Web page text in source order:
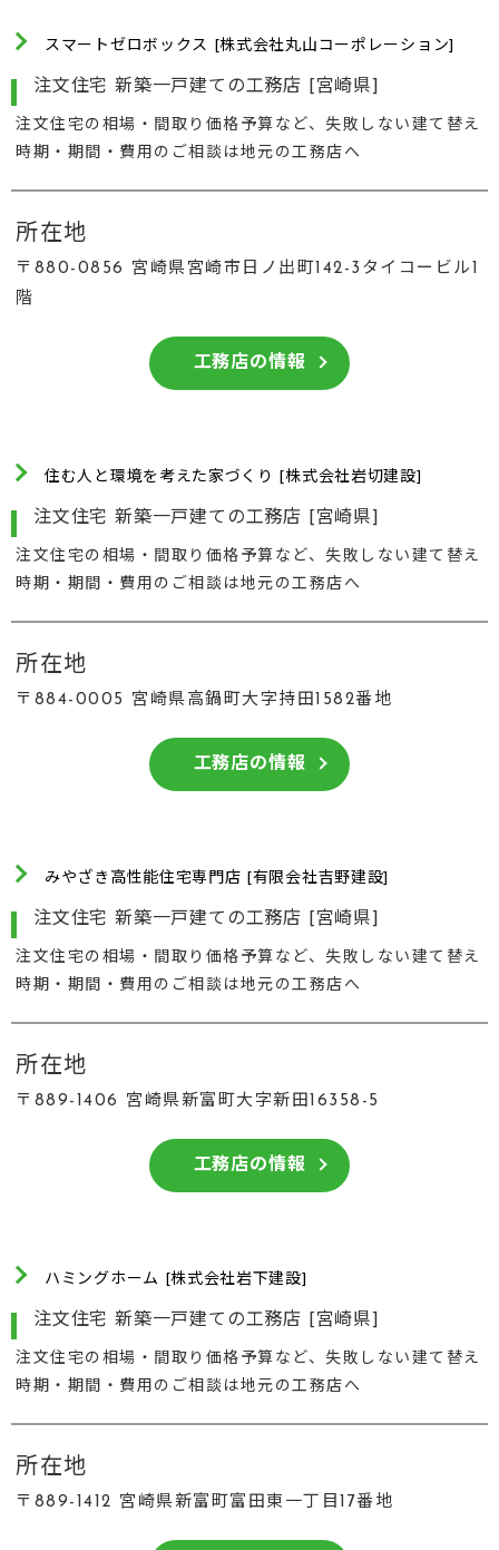
スマートゼロボックス [株式会社丸山コーポレーション]
注文住宅 新築一戸建ての工務店 [宮崎県]
注文住宅の相場・間取り価格予算など、失敗しない建て替え
時期・期間・費用のご相談は地元の工務店へ
所在地
〒880-0856 宮崎県宮崎市日ノ出町142-3タイコービル1
階
工務店の情報
住む人と環境を考えた家づくり [株式会社岩切建設]
注文住宅 新築一戸建ての工務店 [宮崎県]
注文住宅の相場・間取り価格予算など、失敗しない建て替え
時期・期間・費用のご相談は地元の工務店へ
所在地
〒884-0005 宮崎県高鍋町大字持田1582番地
工務店の情報
みやざき高性能住宅専門店 [有限会社吉野建設]
注文住宅 新築一戸建ての工務店 [宮崎県]
注文住宅の相場・間取り価格予算など、失敗しない建て替え
時期・期間・費用のご相談は地元の工務店へ
所在地
〒889-1406 宮崎県新富町大字新田16358-5
工務店の情報
ハミングホーム [株式会社岩下建設]
注文住宅 新築一戸建ての工務店 [宮崎県]
注文住宅の相場・間取り価格予算など、失敗しない建て替え
時期・期間・費用のご相談は地元の工務店へ
所在地
〒889-1412 宮崎県新富町富田東一丁目17番地